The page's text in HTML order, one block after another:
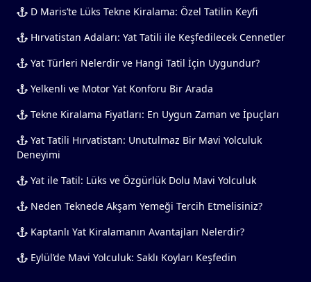
D Maris’te Lüks Tekne Kiralama: Özel Tatilin Keyfi
Hırvatistan Adaları: Yat Tatili ile Keşfedilecek Cennetler
Yat Türleri Nelerdir ve Hangi Tatil İçin Uygundur?
Yelkenli ve Motor Yat Konforu Bir Arada
Tekne Kiralama Fiyatları: En Uygun Zaman ve İpuçları
Yat Tatili Hırvatistan: Unutulmaz Bir Mavi Yolculuk
Deneyimi
Yat ile Tatil: Lüks ve Özgürlük Dolu Mavi Yolculuk
Neden Teknede Akşam Yemeği Tercih Etmelisiniz?
Kaptanlı Yat Kiralamanın Avantajları Nelerdir?
Eylül’de Mavi Yolculuk: Saklı Koyları Keşfedin